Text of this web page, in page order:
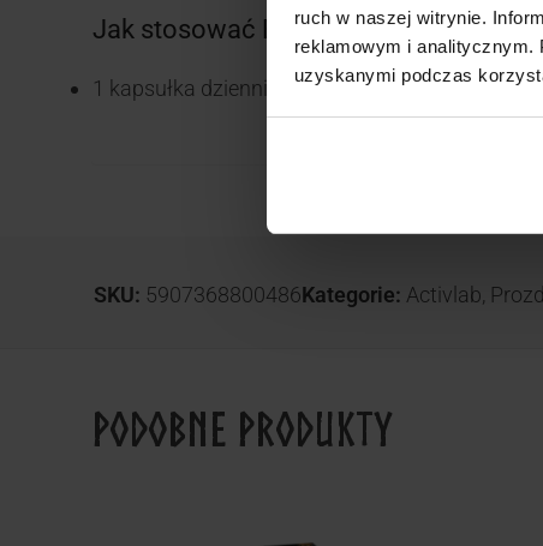
ruch w naszej witrynie.
reklamowym i analitycznym.
uzyskanymi podczas
Jak stosować ELEMENTS Digestive
1 kapsułka dziennie
SKU: 5907368800486Kategorie: Activlab,
Podobne produkty